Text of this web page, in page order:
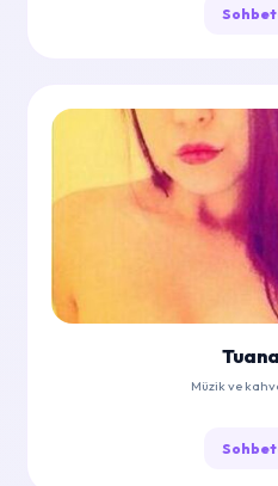
Müzik ve